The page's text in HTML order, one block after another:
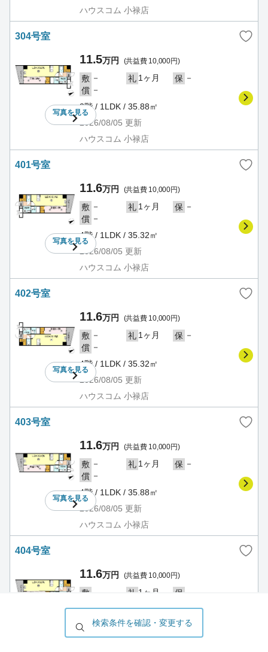
ハウスコム 小禄店
304号室
写真を見る
11.5万円 (共益費 10,000円)
敷 － 礼 1ヶ月 保 －
償 －
3階 / 1LDK / 35.88㎡
2026/08/05 更新
ハウスコム 小禄店
401号室
写真を見る
11.6万円 (共益費 10,000円)
敷 － 礼 1ヶ月 保 －
償 －
4階 / 1LDK / 35.32㎡
2026/08/05 更新
ハウスコム 小禄店
402号室
写真を見る
11.6万円 (共益費 10,000円)
敷 － 礼 1ヶ月 保 －
償 －
4階 / 1LDK / 35.32㎡
2026/08/05 更新
ハウスコム 小禄店
403号室
写真を見る
11.6万円 (共益費 10,000円)
敷 － 礼 1ヶ月 保 －
償 －
4階 / 1LDK / 35.88㎡
2026/08/05 更新
ハウスコム 小禄店
404号室
見る
11.6万円 (共益費 10,000円)
敷 礼 1ヶ月 保
4階 / 1LDK / 35.88㎡
2026/08/05 更新
検索条件を確認・変更する